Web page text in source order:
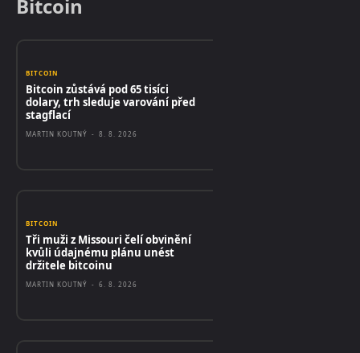
Bitcoin
BITCOIN
Bitcoin zůstává pod 65 tisíci
dolary, trh sleduje varování před
stagflací
MARTIN KOUTNÝ - 8. 8. 2026
BITCOIN
Tři muži z Missouri čelí obvinění
kvůli údajnému plánu unést
držitele bitcoinu
MARTIN KOUTNÝ - 6. 8. 2026